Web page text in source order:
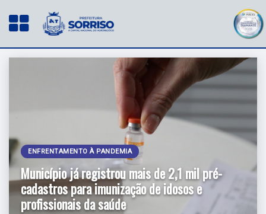
ENFRENTAMENTO À PANDEMIA
Município já registrou mais de 2,1 mil pré-
cadastros para imunização de idosos e
profissionais da saúde